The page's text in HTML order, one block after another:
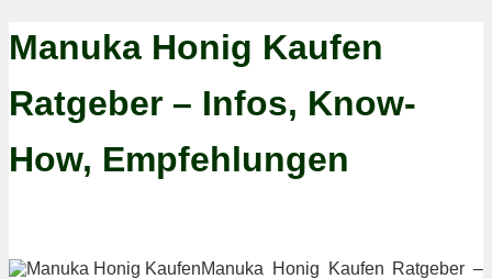
Manuka Honig Kaufen
Ratgeber – Infos, Know-
How, Empfehlungen
Manuka Honig Kaufen Ratgeber –